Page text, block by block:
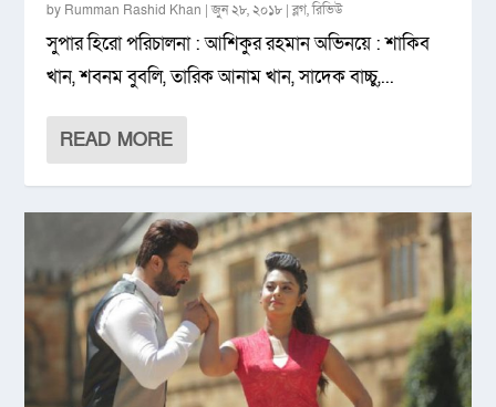
by Rumman Rashid Khan |জুন ২৮, ২০১৮ |ব্লগ,রিভিউ
সুপার হিরো পরিচালনা : আশিকুর রহমান অভিনয়ে : শাকিব
খান, শবনম বুবলি, তারিক আনাম খান, সাদেক বাচ্চু,...
READ MORE